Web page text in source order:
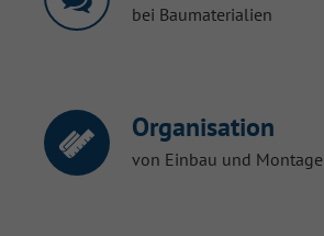
bei Baumaterialien
Organisation
von Einbau und Montage